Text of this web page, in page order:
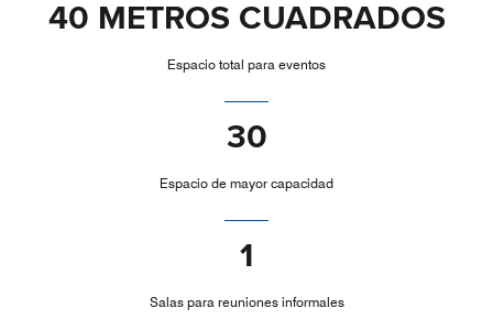
40 METROS CUADRADOS
Espacio total para eventos
30
Espacio de mayor capacidad
1
Salas para reuniones informales